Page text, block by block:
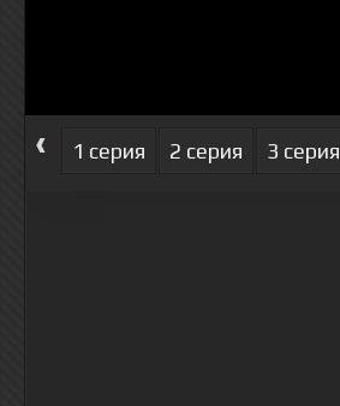
‹ 1 серия 2 серия 3 серия